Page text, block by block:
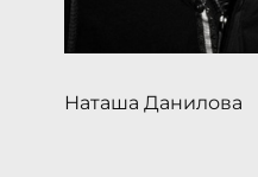
Наташа Данилова